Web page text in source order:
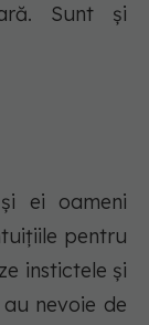
Sunt și
ei oameni
pentru
instictele și
nevoie de